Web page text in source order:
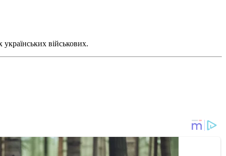
військових.